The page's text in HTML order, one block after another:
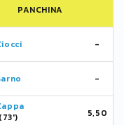
PANCHINA
-
-
(73')
5,50